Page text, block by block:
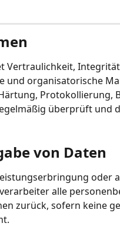
Vertraulichkeit,
und organisatorische
Protokollierung,
überprüft und
von Daten
oder
alle
zurück, sofern keine